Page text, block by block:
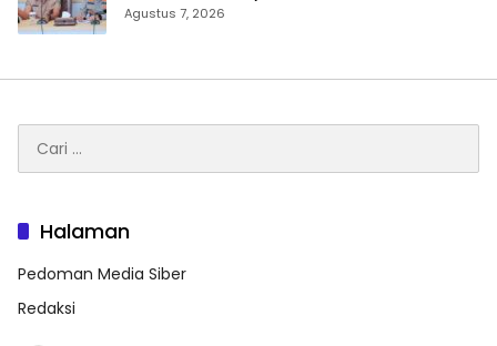
Sekolah
Agustus 7, 2026
untuk:
Halaman
Pedoman Media Siber
Redaksi